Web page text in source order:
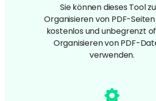
Sie können dieses Tool
Organisieren von PDF-
kostenlos und unbegrenzt
Organisieren von PDF-
verwenden.